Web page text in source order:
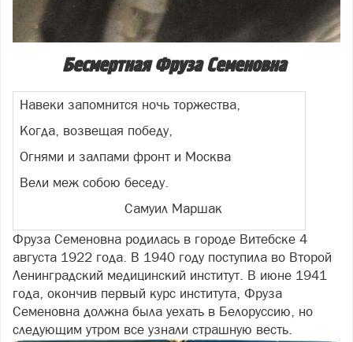
Бесмертная Фруза Семеновна
Навеки запомнится ночь торжества,
Когда, возвещая победу,
Огнями и залпами фронт и Москва
Вели меж собою беседу.
Самуил Маршак
Фруза Семеновна родилась в городе Витебске 4
августа 1922 года. В 1940 году поступила во Второй
Ленинградский медицинский институт. В июне 1941
года, окончив первый курс института, Фруза
Семеновна должна была уехать в Белоруссию, но
следующим утром все узнали страшную весть.